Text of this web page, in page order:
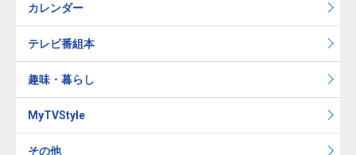
カレンダー
テレビ番組本
趣味・暮らし
MyTVStyle
その他